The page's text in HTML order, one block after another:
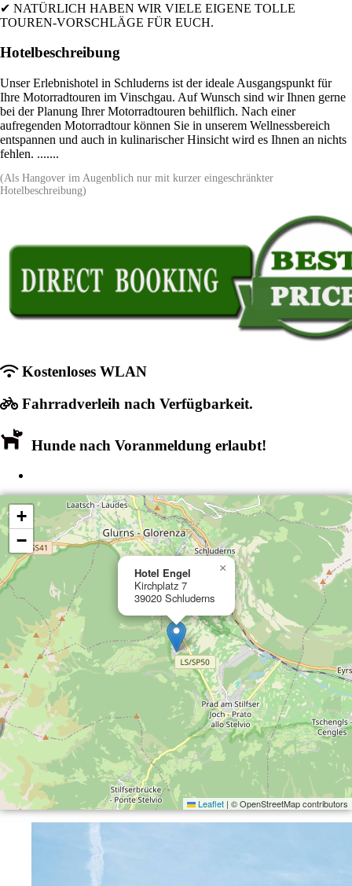
✔ NATÜRLICH HABEN WIR VIELE EIGENE TOLLE
TOUREN-VORSCHLÄGE FÜR EUCH.
Hotelbeschreibung
Unser Erlebnishotel in Schluderns ist der ideale Ausgangspunkt für
Ihre Motorradtouren im Vinschgau. Auf Wunsch sind wir Ihnen gerne
bei der Planung Ihrer Motorradtouren behilflich. Nach einer
aufregenden Motorradtour können Sie in unserem Wellnessbereich
entspannen und auch in kulinarischer Hinsicht wird es Ihnen an nichts
fehlen. .......
(Als Hangover im Augenblich nur mit kurzer eingeschränkter
Hotelbeschreibung)
Kostenloses WLAN
Fahrradverleih nach Verfügbarkeit.
Hunde nach Voranmeldung erlaubt!
Hotel Engel
Kirchplatz 7
39020 Schluderns
×
+
−
Leaflet | © OpenStreetMap contributors